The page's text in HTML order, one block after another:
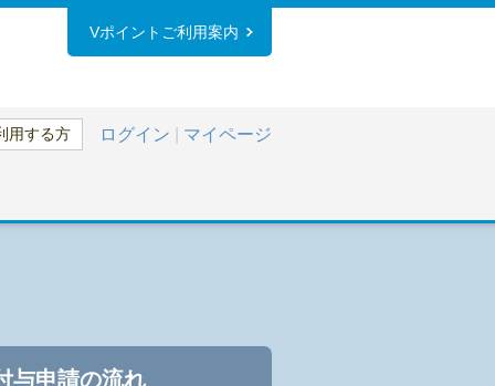
Vポイントご利用案内
用する方 ログイン マイページ
与申請の流れ